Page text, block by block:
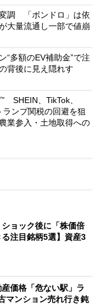
調 「ボンドロ」は依
大量流通し一部で値崩
“多額のEV補助金”で注
背後に見え隠れす
SHEIN、TikTok、
ンプ関税の回避を狙
業参入・土地取得への
ショック後に「株価倍
注目銘柄5選】資産3
産価格「危ない駅」ラ
マンション売れ行き鈍